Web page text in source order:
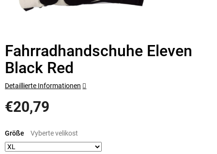
Fahrradhandschuhe Eleven
Black Red
€20,79
Größe
Detaillierte Informationen